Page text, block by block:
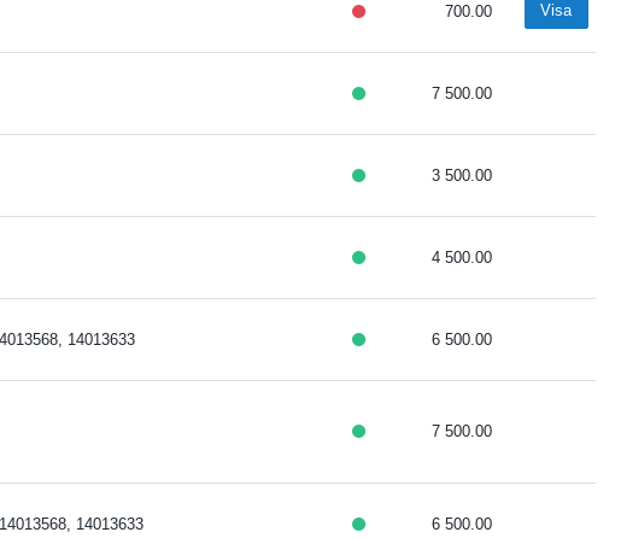
700.00 Visa
7 500.00
3 500.00
4 500.00
14013633 6 500.00
7 500.00
14013633 6 500.00